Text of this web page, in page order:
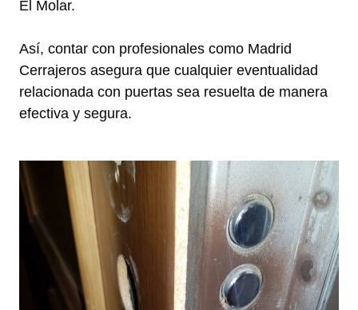
El Molar.
Así, contar con profesionales como Madrid
Cerrajeros asegura que cualquier eventualidad
relacionada con puertas sea resuelta de manera
efectiva y segura.